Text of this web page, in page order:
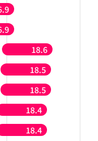
18.6
18.5
18.5
18.4
18.4